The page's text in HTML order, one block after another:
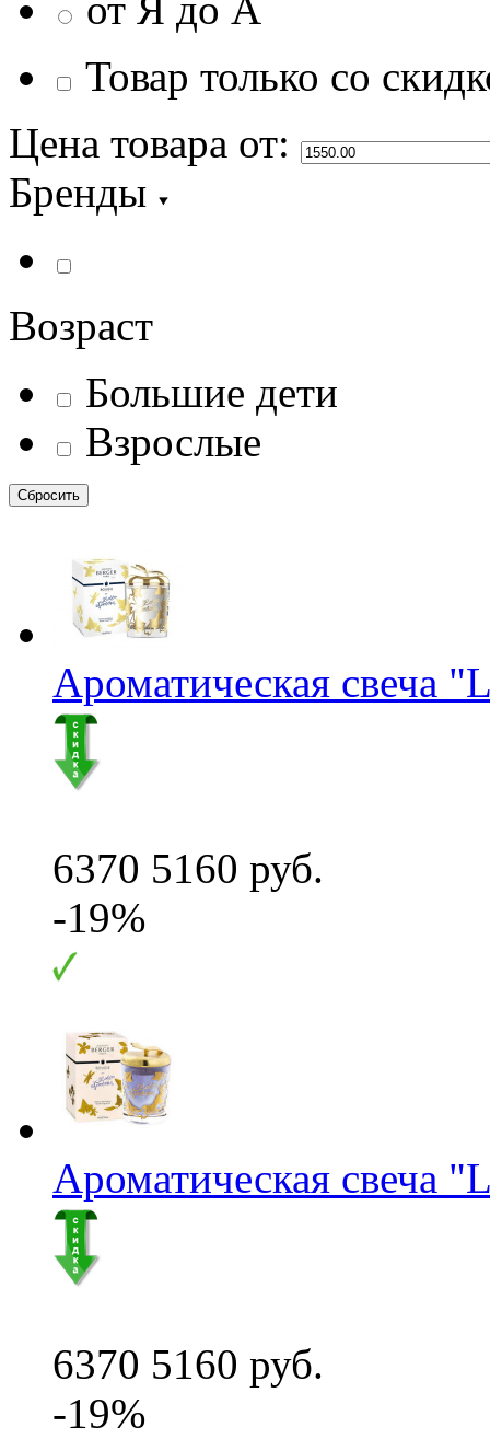
от Я до А
Товар только со
Цена товара от:
Бренды
Возраст
Большие дети
Взрослые
Ароматическая свеча
6370 5160 руб.
-19%
Ароматическая свеча
6370 5160 руб.
-19%